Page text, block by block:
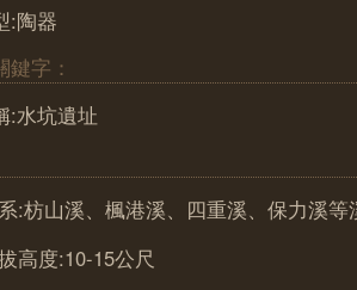
:陶器
鍵字：
:水坑遺址
:枋山溪、楓港溪、四重溪、保力溪等
高度:10-15公尺